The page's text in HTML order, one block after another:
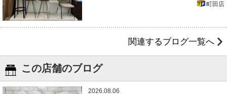
町田店
関連するブログ一覧へ
この店舗のブログ
2026.08.06